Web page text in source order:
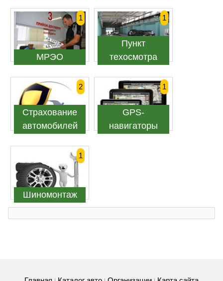
МРЭО
1
Пункт
техосмотра
1
Страхование
автомобилей
2
GPS-
навигаторы
1
Шиномонтаж
1